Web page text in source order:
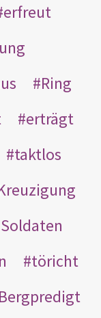
erfreut
Ring
erträgt
taktlos
töricht
Bergpredigt